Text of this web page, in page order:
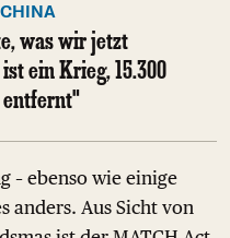
was wir jetzt
ein Krieg, 15.300
– ebenso wie einige
anders. Aus Sicht von